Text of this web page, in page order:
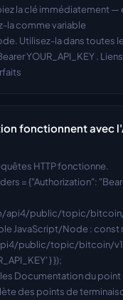
la clé immédiatement —
la comme variable
Utilisez-la dans toutes
YOUR_API_KEY . Liens
fonctionnent avec
HTTP fonctionne.
= {"Authorization":
api4/public/topic/
JavaScript/Node : const
public/topic/bitcoin/
} });
Documentation du point
des points de